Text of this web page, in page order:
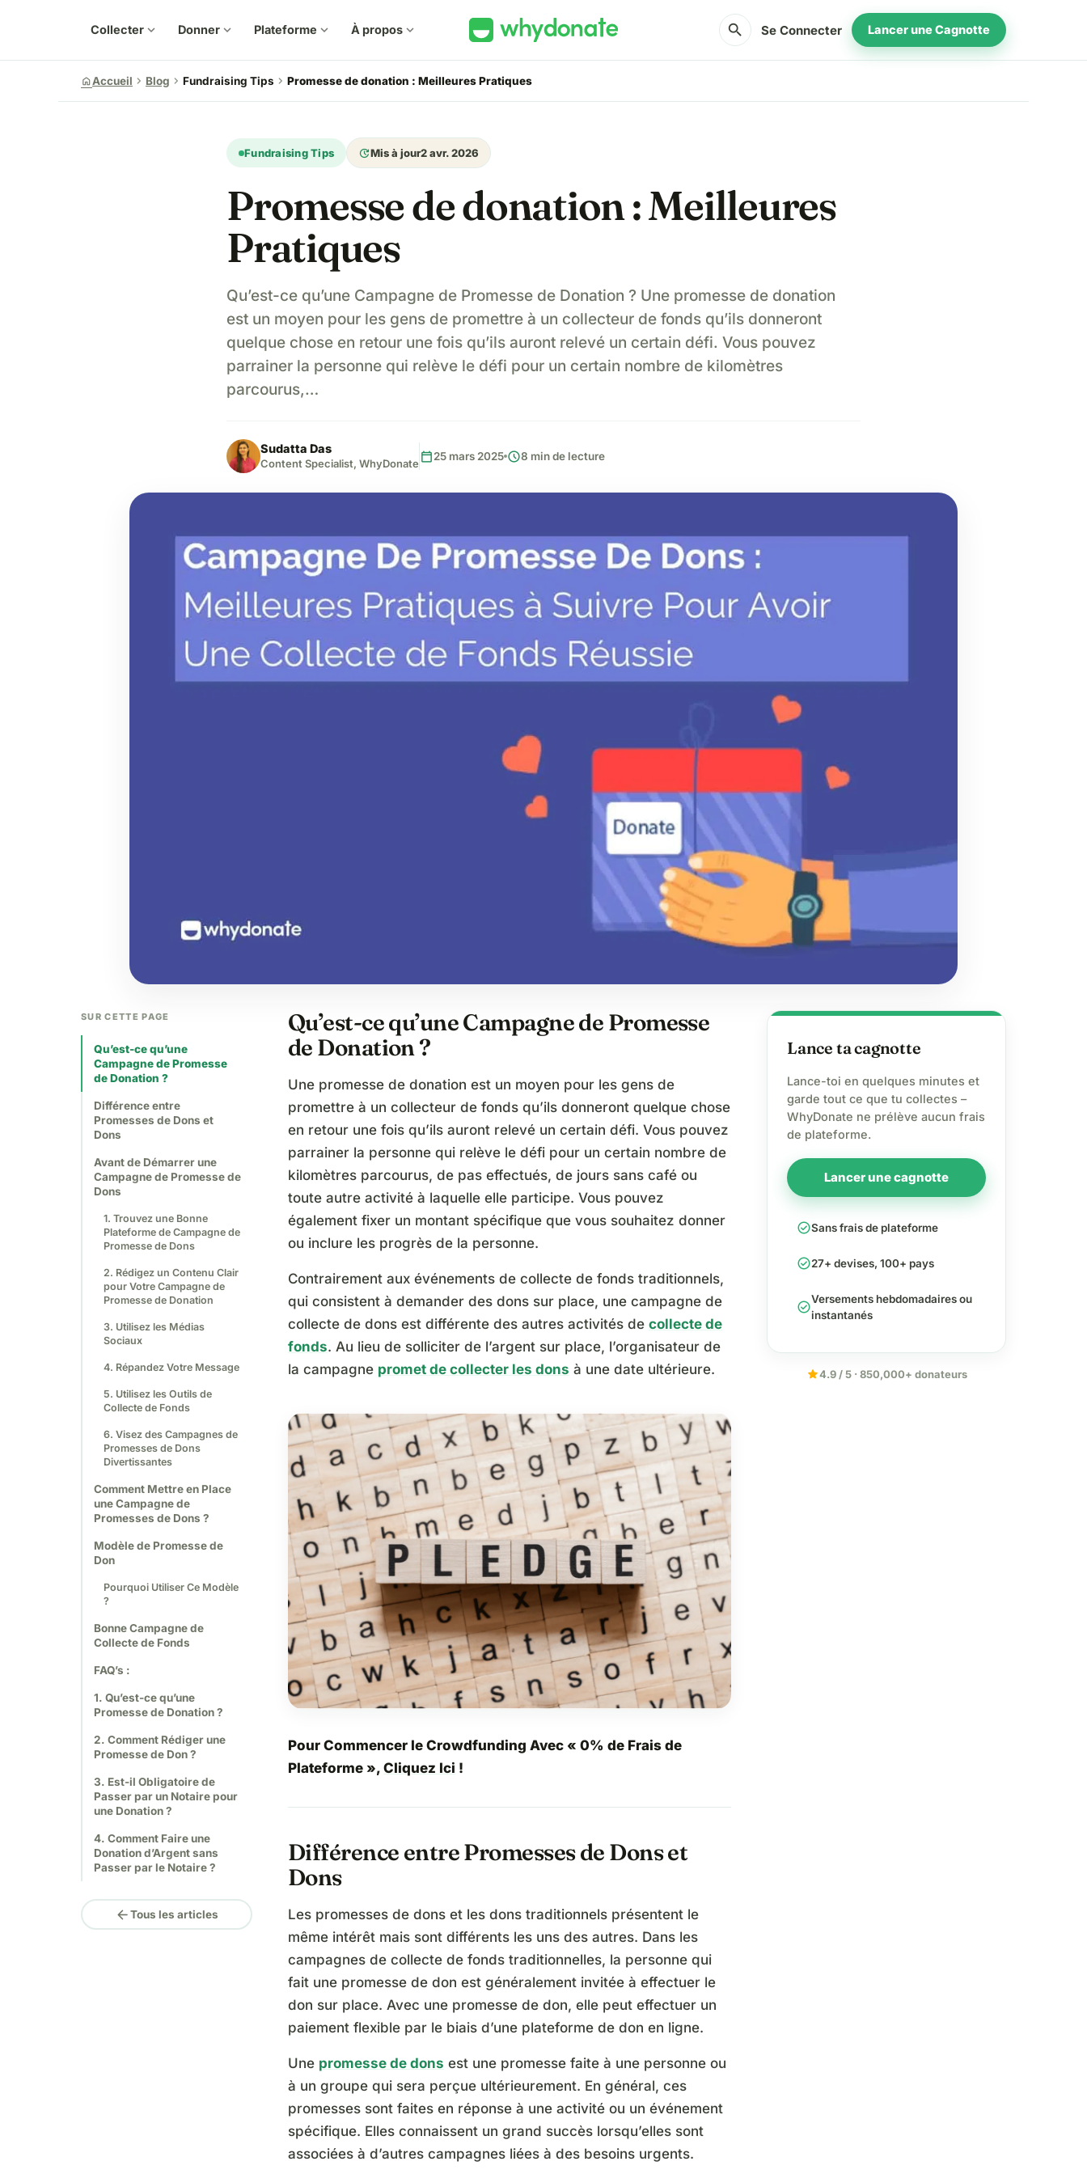
Collecter expand_more Donner expand_more Plateforme expand_more À propos expand_more search Se Connecter Lancer une Cagnotte
homeAccueil chevron_right Blog chevron_right Fundraising Tips chevron_right Promesse de donation : Meilleures Pratiques
Fundraising Tips updateMis à jour2 avr. 2026
Promesse de donation : Meilleures
Pratiques
Qu’est-ce qu’une Campagne de Promesse de Donation ? Une promesse de donation
est un moyen pour les gens de promettre à un collecteur de fonds qu’ils donneront
quelque chose en retour une fois qu’ils auront relevé un certain défi. Vous pouvez
parrainer la personne qui relève le défi pour un certain nombre de kilomètres
parcourus,…
Sudatta Das
Content Specialist, WhyDonate calendar_today25 mars 2025 schedule8 min de lecture
SUR CETTE PAGE
Qu’est-ce qu’une
Campagne de Promesse
de Donation ?
Différence entre
Promesses de Dons et
Dons
Avant de Démarrer une
Campagne de Promesse de
Dons
1. Trouvez une Bonne
Plateforme de Campagne de
Promesse de Dons
2. Rédigez un Contenu Clair
pour Votre Campagne de
Promesse de Donation
3. Utilisez les Médias
Sociaux
4. Répandez Votre Message
5. Utilisez les Outils de
Collecte de Fonds
6. Visez des Campagnes de
Promesses de Dons
Divertissantes
Comment Mettre en Place
une Campagne de
Promesses de Dons ?
Modèle de Promesse de
Don
Pourquoi Utiliser Ce Modèle
?
Bonne Campagne de
Collecte de Fonds
FAQ’s :
1. Qu’est-ce qu’une
Promesse de Donation ?
2. Comment Rédiger une
Promesse de Don ?
3. Est-il Obligatoire de
Passer par un Notaire pour
une Donation ?
4. Comment Faire une
Donation d’Argent sans
Passer par le Notaire ?
arrow_backTous les articles
Qu’est-ce qu’une Campagne de Promesse
de Donation ?
Une promesse de donation est un moyen pour les gens de
promettre à un collecteur de fonds qu’ils donneront quelque chose
en retour une fois qu’ils auront relevé un certain défi. Vous pouvez
parrainer la personne qui relève le défi pour un certain nombre de
kilomètres parcourus, de pas effectués, de jours sans café ou
toute autre activité à laquelle elle participe. Vous pouvez
également fixer un montant spécifique que vous souhaitez donner
ou inclure les progrès de la personne.
Contrairement aux événements de collecte de fonds traditionnels,
qui consistent à demander des dons sur place, une campagne de
collecte de dons est différente des autres activités de collecte de
fonds. Au lieu de solliciter de l’argent sur place, l’organisateur de
la campagne promet de collecter les dons à une date ultérieure.
Pour Commencer le Crowdfunding Avec « 0% de Frais de
Plateforme », Cliquez Ici !
Différence entre Promesses de Dons et
Dons
Les promesses de dons et les dons traditionnels présentent le
même intérêt mais sont différents les uns des autres. Dans les
campagnes de collecte de fonds traditionnelles, la personne qui
fait une promesse de don est généralement invitée à effectuer le
don sur place. Avec une promesse de don, elle peut effectuer un
paiement flexible par le biais d’une plateforme de don en ligne.
Une promesse de dons est une promesse faite à une personne ou
à un groupe qui sera perçue ultérieurement. En général, ces
promesses sont faites en réponse à une activité ou un événement
spécifique. Elles connaissent un grand succès lorsqu’elles sont
associées à d’autres campagnes liées à des besoins urgents.
Lance ta cagnotte
Lance-toi en quelques minutes et
garde tout ce que tu collectes –
WhyDonate ne prélève aucun frais
de plateforme.
Lancer une cagnotte
check_circleSans frais de plateforme
check_circle27+ devises, 100+ pays
check_circleVersements hebdomadaires ou
instantanés
star4.9 / 5 · 850,000+ donateurs